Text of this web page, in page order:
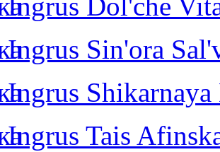
Ingrus Dol'che
Ingrus Sin'ora
Ingrus Shikarnaya
Ingrus Tais